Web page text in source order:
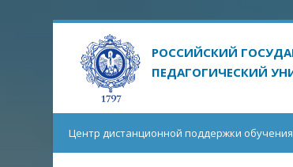
Центр дистанционной поддержки обучения